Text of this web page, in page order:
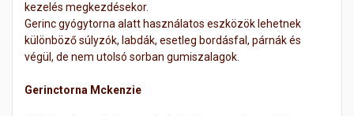
kezelés megkezdésekor.
Gerinc gyógytorna alatt használatos eszközök lehetnek
különböző súlyzók, labdák, esetleg bordásfal, párnák és
végül, de nem utolsó sorban gumiszalagok.
Gerinctorna Mckenzie